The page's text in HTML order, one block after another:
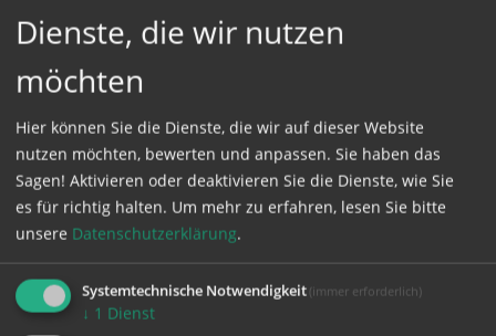
loggen Sie sich ein, oder bestellen Sie das
ProduktKathpress_online.
GESCHÜTZTER BEREICH
Bitte melden Sie sich mit Ihrem Benutzernamen
und Passwort an.
Dienste, die wir nutzen
möchten
Hier können Sie die Dienste, die wir auf dieser Website
nutzen möchten, bewerten und anpassen. Sie haben das
Sagen! Aktivieren oder deaktivieren Sie die Dienste, wie Sie
es für richtig halten. Um mehr zu erfahren, lesen Sie bitte
unsere Datenschutzerklärung.
Systemtechnische Notwendigkeit (immer erforderlich)
↓ 1 Dienst